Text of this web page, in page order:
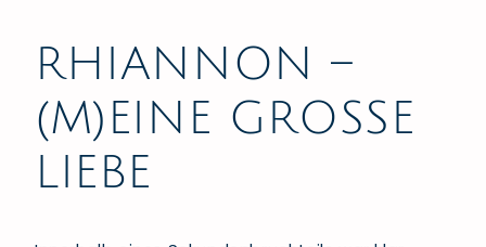
RHIANNON –
(M)EINE GROSSE
LIEBE